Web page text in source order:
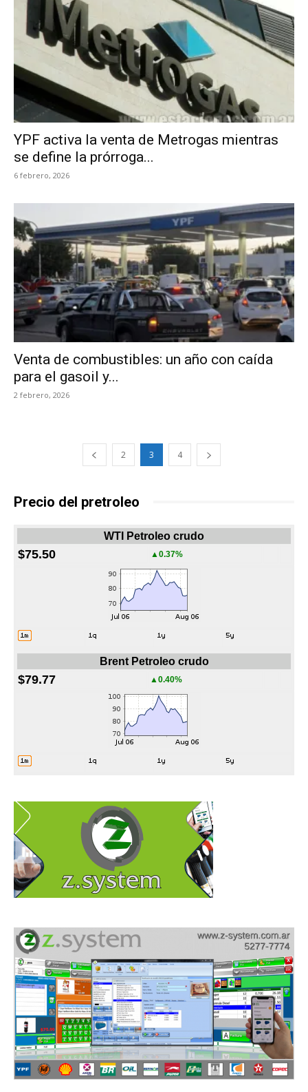
YPF activa la venta de Metrogas mientras
se define la prórroga...
6 febrero, 2026
Venta de combustibles: un año con caída
para el gasoil y...
2 febrero, 2026
2 3 4
Precio del pretroleo
WTI Petroleo crudo
$75.50 ▲0.37%
Brent Petroleo crudo
$79.77 ▲0.40%